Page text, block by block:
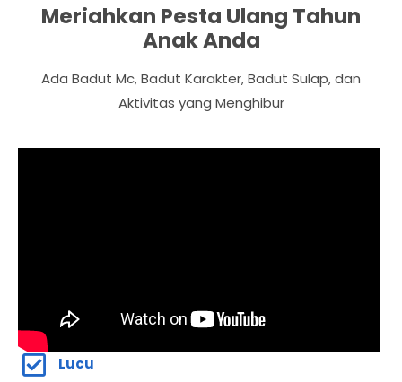
Meriahkan Pesta Ulang Tahun
Anak Anda
Ada Badut Mc, Badut Karakter, Badut Sulap, dan
Aktivitas yang Menghibur
Lucu